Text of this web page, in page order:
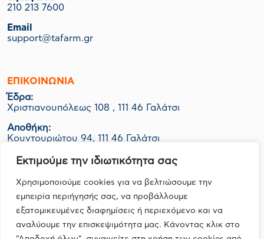
Εκτιμούμε την ιδιωτικότητα σας
Χρησιμοποιούμε cookies για να βελτιώσουμε την
εμπειρία περιήγησής σας, να προβάλλουμε
εξατομικευμένες διαφημίσεις ή περιεχόμενο και να
αναλύουμε την επισκεψιμότητα μας. Κάνοντας κλικ στο
210 213 7600
Email
support@tafarm.gr
ΕΠΙΚΟΙΝΩΝΊΑ
Έδρα:
Χριστιανουπόλεως 108 , 111 46 Γαλάτσι
Αποθήκη:
Κουντουριώτου 94, 111 46 Γαλάτσι
Εργοστάσιο-Logistics:
ΒΙΟ.ΠΑ Κερατέας Ο.Τ. 1048 Οικ. 06Ν, 190 01 Ζαπάνι
FOLLOW US